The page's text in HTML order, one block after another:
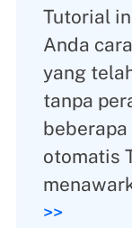
Tutorial
Anda
yang
tanpa
beberapa
otomatis
>>